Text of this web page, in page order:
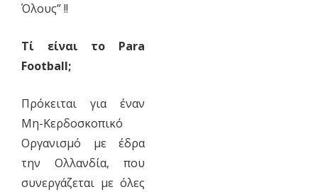
Όλους” !!
Τί είναι το Para
Football;
Πρόκειται για έναν
Μη-Κερδοσκοπικό
Οργανισμό με έδρα
την Ολλανδία, που
συνεργάζεται με όλες